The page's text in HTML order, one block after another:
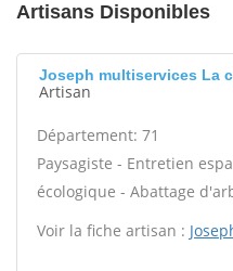
Artisans Disponibles
Joseph multiservices La
Artisan
Département: 71
Paysagiste - Entretien
écologique - Abattage
Voir la fiche artisan :